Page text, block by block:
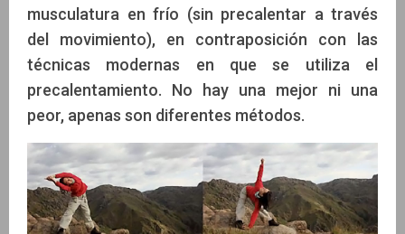
musculatura en frío (sin precalentar a través
del movimiento), en contraposición con las
técnicas modernas en que se utiliza el
precalentamiento. No hay una mejor ni una
peor, apenas son diferentes métodos.